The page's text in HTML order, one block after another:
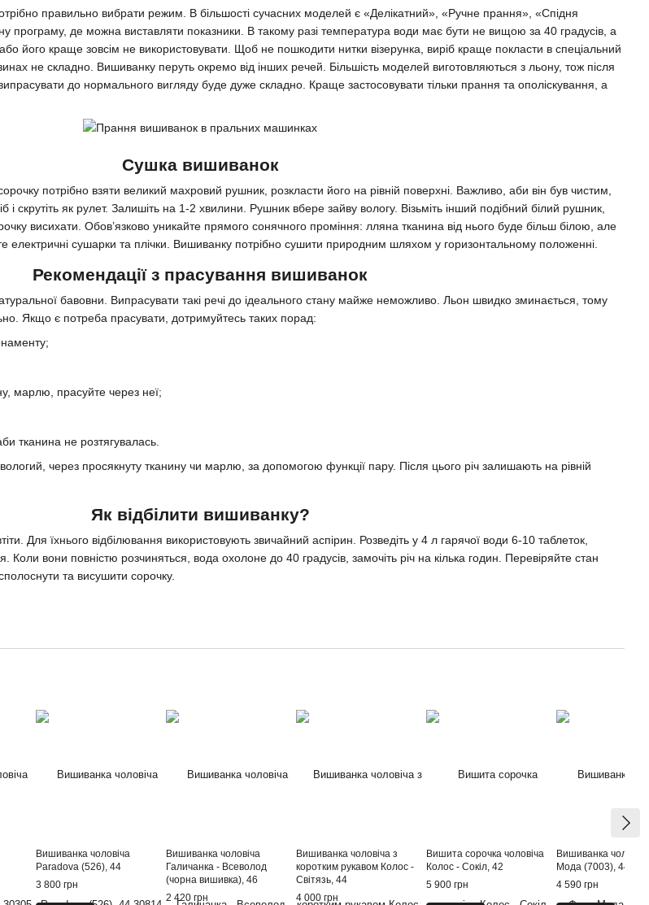
правильно вибрати режим. В більшості сучасних моделей є «Делікатний», «Ручне прання», «Спідня
програму, де можна виставляти показники. В такому разі температура води має бути не вищою за 40 градусів, а
або його краще зовсім не використовувати. Щоб не пошкодити нитки візерунка, виріб краще покласти в спеціальний
не складно. Вишиванку перуть окремо від інших речей. Більшість моделей виготовляються з льону, тож після
до нормального вигляду буде дуже складно. Краще застосовувати тільки прання та ополіскування, а
Сушка вишиванок
потрібно взяти великий махровий рушник, розкласти його на рівній поверхні. Важливо, аби він був чистим,
і скрутіть як рулет. Залишіть на 1-2 хвилини. Рушник вбере зайву вологу. Візьміть інший подібний білий рушник,
висихати. Обов’язково уникайте прямого сонячного проміння: лляна тканина від нього буде більш білою, але
електричні сушарки та плічки. Вишиванку потрібно сушити природним шляхом у горизонтальному положенні.
Рекомендації з прасування вишиванок
бавовни. Випрасувати такі речі до ідеального стану майже неможливо. Льон швидко зминається, тому
Якщо є потреба прасувати, дотримуйтесь таких порад:
марлю, прасуйте через неї;
тканина не розтягувалась.
через просякнуту тканину чи марлю, за допомогою функції пару. Після цього річ залишають на рівній
Як відбілити вишиванку?
Для їхнього відбілювання використовують звичайний аспірин. Розведіть у 4 л гарячої води 6-10 таблеток,
Коли вони повністю розчиняться, вода охолоне до 40 градусів, замочіть річ на кілька годин. Перевіряйте стан
та висушити сорочку.
Вишиванка чоловіча
Paradova (526), 44
3 800 грн
Вишиванка чоловіча
Галичанка - Всеволод
(чорна вишивка), 46
2 420 грн
Вишиванка чоловіча з
коротким рукавом Колос -
Світязь, 44
4 000 грн
Вишита сорочка чоловіча
Колос - Сокіл, 42
5 900 грн
Вишиванка
Мода (7003), 44
4 590 грн